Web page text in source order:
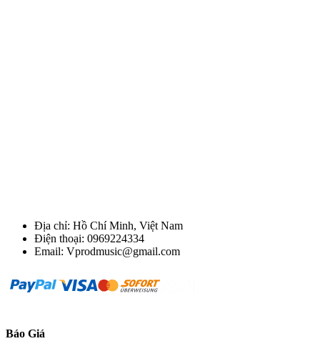
Địa chỉ: Hồ Chí Minh, Việt Nam
Điện thoại: 0969224334
Email: Vprodmusic@gmail.com
Báo Giá